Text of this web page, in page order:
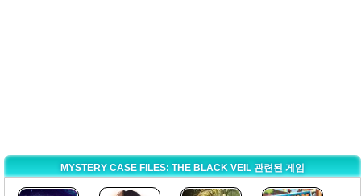
MYSTERY CASE FILES: THE BLACK VEIL 관련된 게임